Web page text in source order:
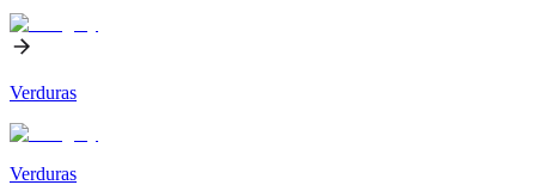
Verduras
Verduras